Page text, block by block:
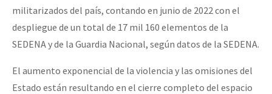
militarizados del país, contando en junio de 2022 con el
despliegue de un total de 17 mil 160 elementos de la
SEDENA y de la Guardia Nacional, según datos de la SEDENA.
El aumento exponencial de la violencia y las omisiones del
Estado están resultando en el cierre completo del espacio